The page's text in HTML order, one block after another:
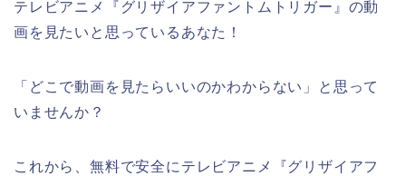
テレビアニメ『グリザイアファントムトリガー』の動
画を見たいと思っているあなた！
「どこで動画を見たらいいのかわからない」と思って
いませんか？
これから、無料で安全にテレビアニメ『グリザイアフ